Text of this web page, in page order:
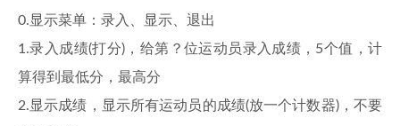
0.显示菜单：录入、显示、退出
1.录入成绩(打分)，给第？位运动员录入成绩，5个值，计
算得到最低分，最高分
2.显示成绩，显示所有运动员的成绩(放一个计数器)，不要